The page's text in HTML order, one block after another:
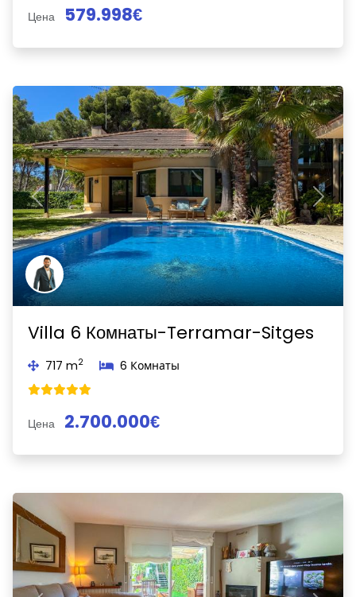
Цена 579.998€
Previous Next
Villa 6 Комнаты-Terramar-Sitges
717 m2 6 Комнаты
Цена 2.700.000€